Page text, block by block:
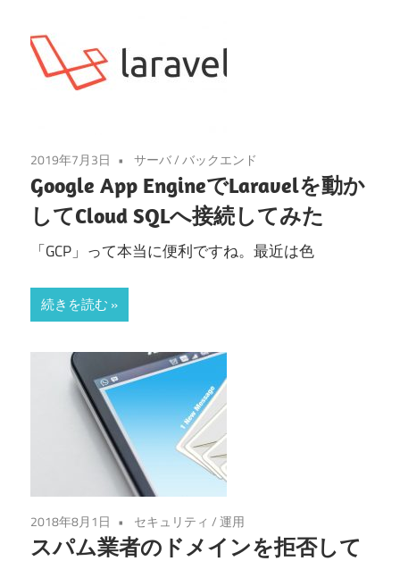
2019年7月3日 サーバ/バックエンド
Google App EngineでLaravelを動か
してCloud SQLへ接続してみた
「GCP」って本当に便利ですね。最近は色
続きを読む
2018年8月1日 セキュリティ /運用
スパム業者のドメインを拒否して